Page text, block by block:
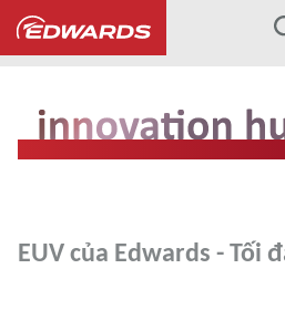
...
EUV của Edwards - Tối